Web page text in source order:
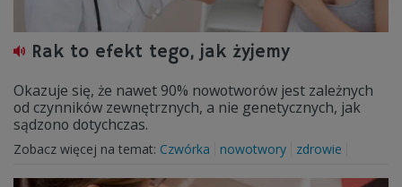
Rak to efekt tego, jak żyjemy
Okazuje się, że nawet 90% nowotworów jest zależnych
od czynników zewnętrznych, a nie genetycznych, jak
sądzono dotychczas.
Zobacz więcej na temat: Czwórka nowotwory zdrowie